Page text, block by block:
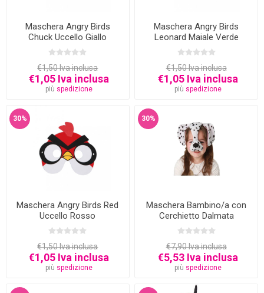
Maschera Angry Birds
Chuck Uccello Giallo
€1,50 Iva inclusa
€1,05 Iva inclusa
più spedizione
Maschera Angry Birds
Leonard Maiale Verde
€1,50 Iva inclusa
€1,05 Iva inclusa
più spedizione
30%
Maschera Angry Birds Red
Uccello Rosso
€1,50 Iva inclusa
€1,05 Iva inclusa
più spedizione
30%
Maschera Bambino/a con
Cerchietto Dalmata
€7,90 Iva inclusa
€5,53 Iva inclusa
più spedizione